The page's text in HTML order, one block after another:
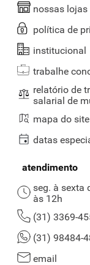
nossas lojas
política de
institucional
trabalhe
relatório de
salarial de
mapa do site
datas
atendimento
seg. à sexta
às 12h
(31) 3369-
(31) 98484-
email